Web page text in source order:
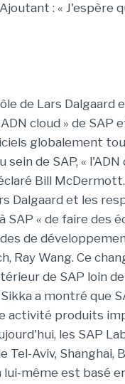
: « J'espère
de Lars Dalgaard
cloud » de SAP
globalement
de SAP, « l'ADN
Bill
Dalgaard et les
« de faire des
de
Ray Wang. Ce
de SAP loin de
a montré que
activité produits
les SAP
Tel-Aviv, Shanghai,
même est basé